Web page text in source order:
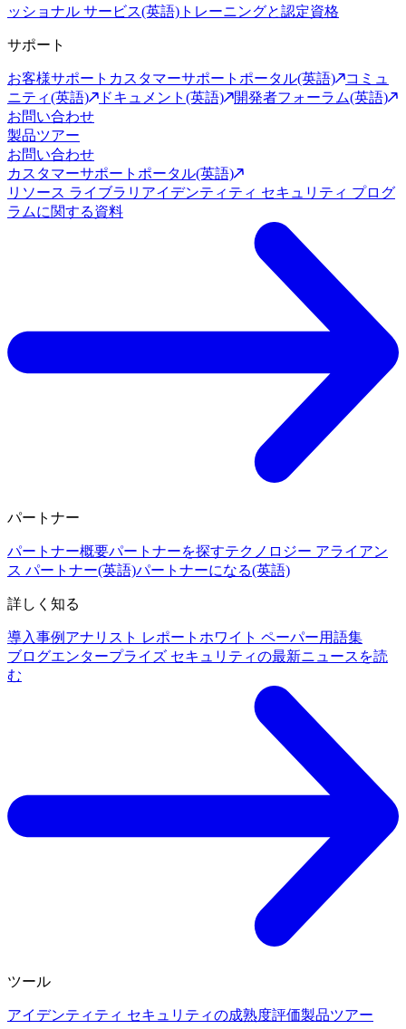
ッショナル サービス(英語) トレーニングと認定資格
サポート
お客様サポート カスタマーサポートポータル(英語)
コミュ
ニティ(英語)
ドキュメント(英語)
開発者フォーラム(英語)
お問い合わせ
製品ツアー
お問い合わせ
カスタマーサポートポータル(英語)
リソース ライブラリ アイデンティティ セキュリティ プログ
ラムに関する資料
パートナー
パートナー概要パートナーを探すテクノロジー アライアン
ス パートナー(英語)パートナーになる(英語)
詳しく知る
導入事例 アナリスト レポート ホワイト ペーパー用語集
ブログエンタープライズ セキュリティの最新ニュースを読
む
ツール
アイデンティティ セキュリティの成熟度評価製品ツアー